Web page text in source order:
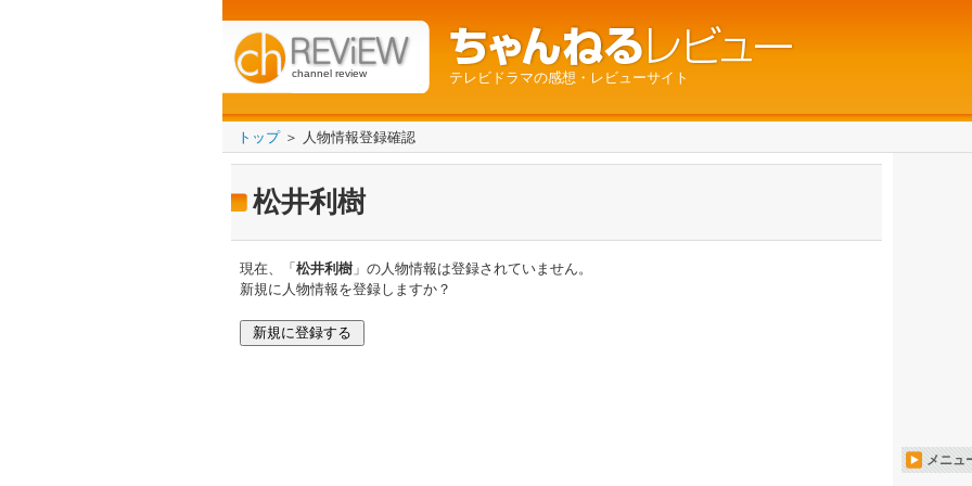
channel review テレビドラマの感想・レビューサイト
トップ＞ 人物情報登録確認
松井利樹
現在、「 松井利樹 」の人物情報は登録されていません。
新規に人物情報を登録しますか？
メニュ